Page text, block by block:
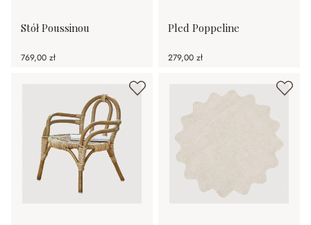
Stół Poussinou
769,00 zł
Pled Poppeline
279,00 zł